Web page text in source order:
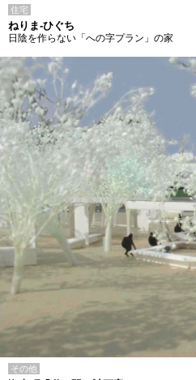
住宅
ねりま-ひぐち
日陰を作らない「への字プラン」の家
その他